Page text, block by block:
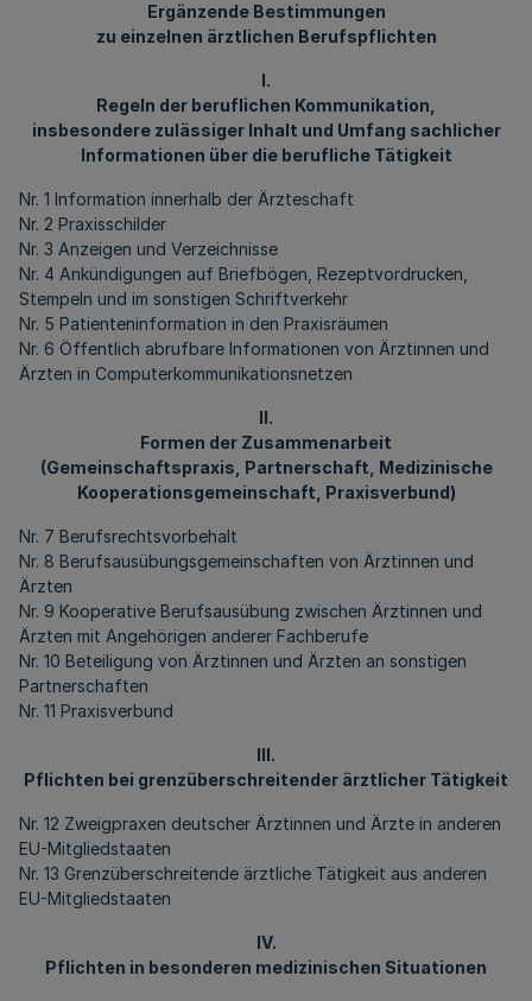
Ergänzende Bestimmungen
zu einzelnen ärztlichen Berufspflichten
I.
Regeln der beruflichen Kommunikation,
insbesondere zulässiger Inhalt und Umfang sachlicher
Informationen über die berufliche Tätigkeit
Nr. 1 Information innerhalb der Ärzteschaft
Nr. 2 Praxisschilder
Nr. 3 Anzeigen und Verzeichnisse
Nr. 4 Ankündigungen auf Briefbögen, Rezeptvordrucken,
Stempeln und im sonstigen Schriftverkehr
Nr. 5 Patienteninformation in den Praxisräumen
Nr. 6 Öffentlich abrufbare Informationen von Ärztinnen und
Ärzten in Computerkommunikationsnetzen
II.
Formen der Zusammenarbeit
(Gemeinschaftspraxis, Partnerschaft, Medizinische
Kooperationsgemeinschaft, Praxisverbund)
Nr. 7 Berufsrechtsvorbehalt
Nr. 8 Berufsausübungsgemeinschaften von Ärztinnen und
Ärzten
Nr. 9 Kooperative Berufsausübung zwischen Ärztinnen und
Ärzten mit Angehörigen anderer Fachberufe
Nr. 10 Beteiligung von Ärztinnen und Ärzten an sonstigen
Partnerschaften
Nr. 11 Praxisverbund
III.
Pflichten bei grenzüberschreitender ärztlicher Tätigkeit
Nr. 12 Zweigpraxen deutscher Ärztinnen und Ärzte in anderen
EU-Mitgliedstaaten
Nr. 13 Grenzüberschreitende ärztliche Tätigkeit aus anderen
EU-Mitgliedstaaten
IV.
Pflichten in besonderen medizinischen Situationen